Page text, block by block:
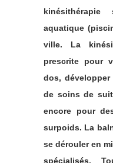
aquatique
ville. La
prescrite pour
dos,
de soins de
encore pour
surpoids. La
se dérouler en
spécialisés.